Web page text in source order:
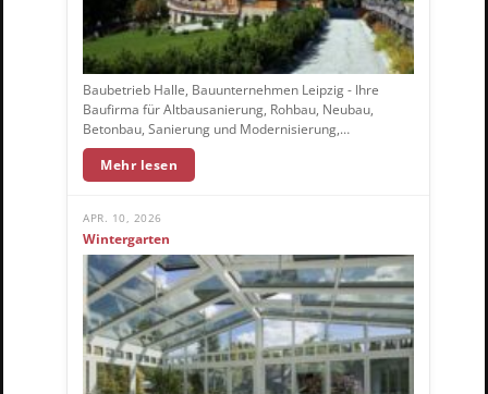
Baubetrieb Halle, Bauunternehmen Leipzig - Ihre
Baufirma für Altbausanierung, Rohbau, Neubau,
Betonbau, Sanierung und Modernisierung,…
Mehr lesen
APR. 10, 2026
Wintergarten